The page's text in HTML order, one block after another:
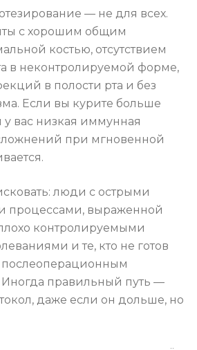
— не для всех.
с хорошим общим
костью, отсутствием
в неконтролируемой форме,
в полости рта и без
Если вы курите больше
вас низкая иммунная
при мгновенной
люди с острыми
процессами, выраженной
контролируемыми
и те, кто не готов
послеоперационным
правильный путь —
даже если он дольше, но